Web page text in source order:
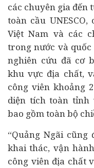
các chuyên gia đến
toàn cầu UNESCO,
Việt Nam và các
trong nước và quốc
nghiên cứu đã cơ
khu vực địa chất,
công viên khoảng
diện tích toàn tỉnh
bao gồm toàn bộ
“Quảng Ngãi
khai thác, vận
công viên địa chất